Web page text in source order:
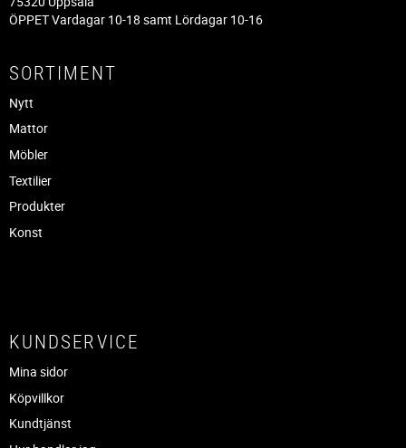
ÖPPET Vardagar 10-18 samt Lördagar 10-16
SORTIMENT
Nytt
Mattor
Möbler
Textilier
Produkter
Konst
KUNDSERVICE
Mina sidor
Köpvillkor
Kundtjänst